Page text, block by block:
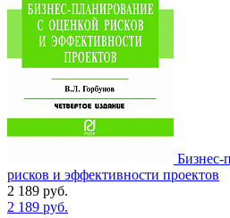
Бизнес-
рисков и эффективности проектов
2 189 руб.
2 189 руб.